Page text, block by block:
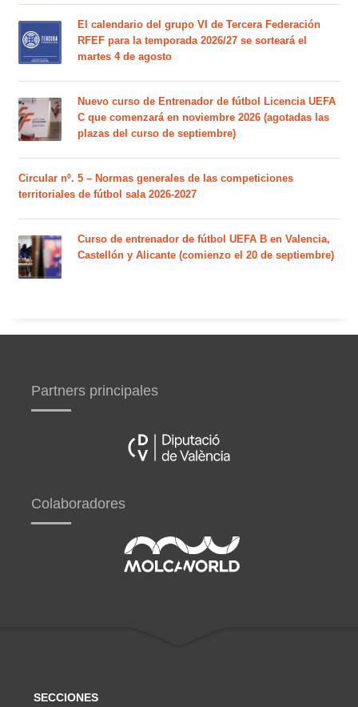
El calendario del grupo VI de Tercera Federación
RFEF para la temporada 2026/27 se sorteará el
martes 4 de agosto
Nuevo curso de Entrenador de fútbol Licencia UEFA
C que comenzará en noviembre 2026 (agotadas las
plazas del curso de septiembre)
Circular nº. 5 – Normas generales de las competiciones
territoriales de fútbol sala 2026-2027
Curso de entrenador de fútbol UEFA B en Valencia,
Castellón y Alicante (comienzo el 20 de septiembre)
Partners principales
Colaboradores
SECCIONES